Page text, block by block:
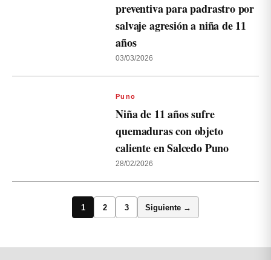
preventiva para padrastro por
salvaje agresión a niña de 11
años
03/03/2026
Puno
Niña de 11 años sufre
quemaduras con objeto
caliente en Salcedo Puno
28/02/2026
1 2 3 Siguiente →